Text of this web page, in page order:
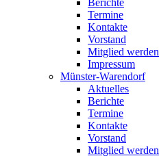
Berichte
Termine
Kontakte
Vorstand
Mitglied werden
Impressum
Münster-Warendorf
Aktuelles
Berichte
Termine
Kontakte
Vorstand
Mitglied werden